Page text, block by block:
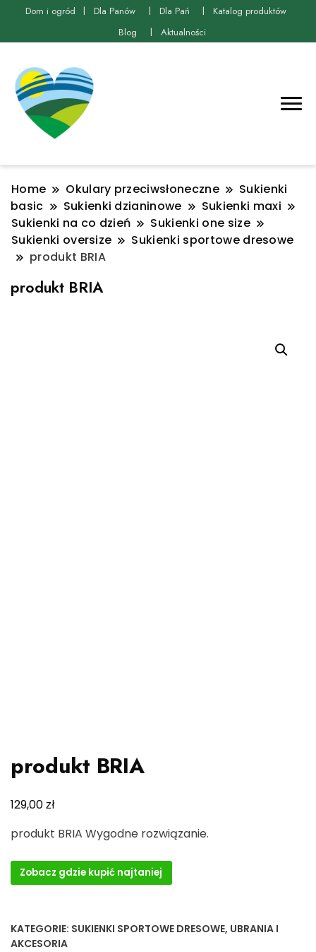
Dom i ogród Dla Panów Dla Pań
Katalog produktów
Blog
Aktualności
Home Okulary przeciwsłoneczne
Sukienki
basic
Sukienki dzianinowe
Sukienki maxi
Sukienki na co dzień
Sukienki one size
Sukienki oversize
Sukienki sportowe dresowe
produkt BRIA
produkt BRIA
produkt BRIA
129,00zł
produkt BRIA Wygodne rozwiązanie.
Zobacz gdzie kupić najtaniej
KATEGORIE: SUKIENKI SPORTOWE DRESOWE, UBRANIA I
AKCESORIA